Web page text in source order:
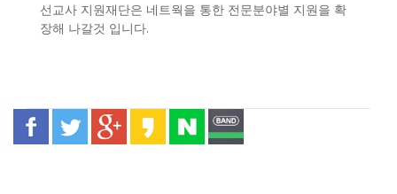
선교사 지원재단은 네트웍을 통한 전문분야별 지원을 확
장해 나갈것 입니다.